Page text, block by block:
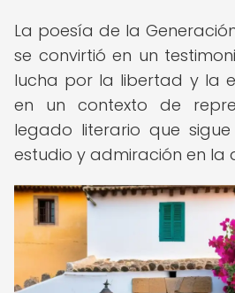
La poesía de la
se convirtió en un
lucha por la libertad y la
en un contexto de
legado literario que
estudio y admiración en la